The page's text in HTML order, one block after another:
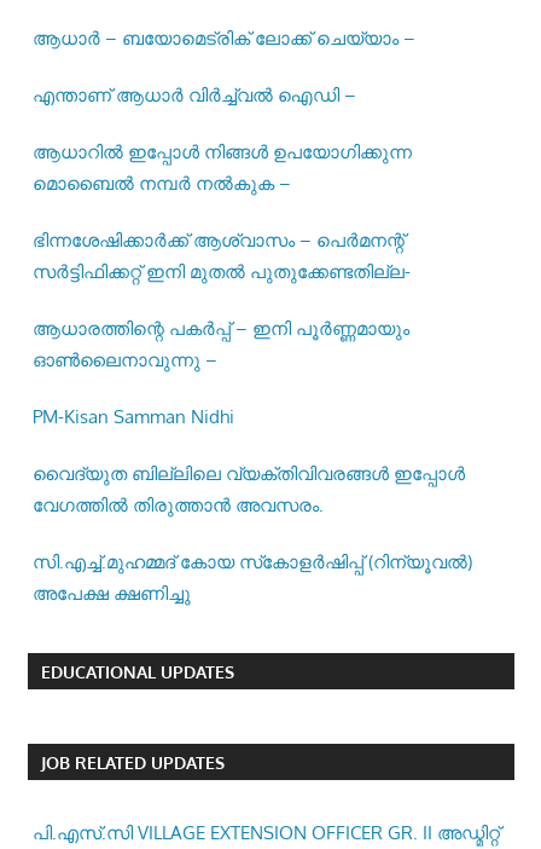
ആധാർ – ബയോമെട്രിക് ലോക്ക് ചെയ്യാം –
എന്താണ് ആധാർ വിർച്ച്വൽ ഐഡി –
ആധാറിൽ ഇപ്പോൾ നിങ്ങൾ ഉപയോഗിക്കുന്ന
മൊബൈൽ നമ്പർ നൽകുക –
ഭിന്നശേഷിക്കാർക്ക് ആശ്വാസം – പെർമനന്റ്
സർട്ടിഫിക്കറ്റ് ഇനി മുതൽ പുതുക്കേണ്ടതില്ല-
ആധാരത്തിന്റെ പകർപ്പ് – ഇനി പൂർണ്ണമായും
ഓൺലൈനാവുന്നു –
PM-Kisan Samman Nidhi
വൈദ്യുത ബില്ലിലെ വ്യക്തിവിവരങ്ങൾ ഇപ്പോൾ
വേഗത്തിൽ തിരുത്താൻ അവസരം.
സി.എച്ച്.മുഹമ്മദ് കോയ സ്‌കോളർഷിപ്പ് (റിന്യൂവൽ)
അപേക്ഷ ക്ഷണിച്ചു
EDUCATIONAL UPDATES
JOB RELATED UPDATES
പി.എസ്.സി VILLAGE EXTENSION OFFICER GR. II അഡ്മിറ്റ്